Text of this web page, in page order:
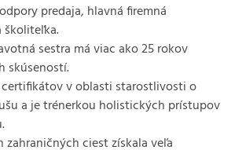
predaja, hlavná firemná
školiteľka.
sestra má viac ako 25 rokov
skúseností.
v oblasti starostlivosti o
a je trénerkou holistických prístupov
zahraničných ciest získala veľa